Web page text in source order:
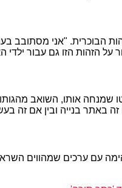
הבוכרית. "אני מסתובב
הזהות הזו גם עבור
אותו, השואב מהגותו
באתר בנייה ובין אם זה
עם ערכים שמהווים